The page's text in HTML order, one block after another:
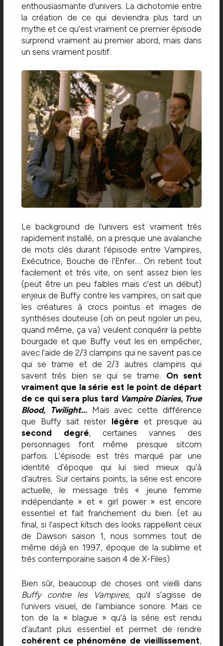
enthousiasmante d’univers. La dichotomie entre
la création de ce qui deviendra plus tard un
mythe et ce qu’est vraiment ce premier épisode
surprend vraiment au premier abord, mais dans
un sens vraiment positif.
Le background de l’univers est vraiment très
rapidement installé, on a presque une avalanche
de mots clés durant l’épisode entre Vampires,
Exécutrice, Bouche de l’Enfer… On retient tout
facilement et très vite, on sent assez bien les
(peut être un peu faibles mais c’est un début)
enjeux de Buffy contre les vampires, on sait que
les créatures à crocs pointus et images de
synthèses douteuse (oh on peut rigoler un peu,
quand même, ça va) veulent conquérir la petite
bourgade et que Buffy veut les en empêcher,
avec l’aide de 2/3 clampins qui ne savent pas ce
qui se trame et de 2/3 autres clampins qui
savent très bien se qui se trame. On sent
vraiment que la série est le point de départ
de ce qui sera plus tard Vampire Diaries, True
Blood, Twilight…Mais avec cette différence
que Buffy sait rester légère et presque au
second degré, certaines vannes des
personnages font même presque sitcom
parfois. L’épisode est très marqué par une
identité d’époque qui lui sied mieux qu’à
d’autres. Sur certains points, la série est encore
actuelle, le message très « jeune femme
indépendante » et « girl power » est encore
essentiel et fait franchement du bien. (et au
final, si l’aspect kitsch des looks rappellent ceux
de Dawson saison 1, nous sommes tout de
même déjà en 1997, époque de la sublime et
très contemporaine saison 4 de X-Files)
Bien sûr, beaucoup de choses ont vieilli dans
Buffy contre les Vampires, qu’il s’agisse de
l’univers visuel, de l’ambiance sonore. Mais ce
ton de la « blague » qu’à la série est rendu
d’autant plus essentiel et permet de rendre
cohérent ce phénomène de vieillissement,